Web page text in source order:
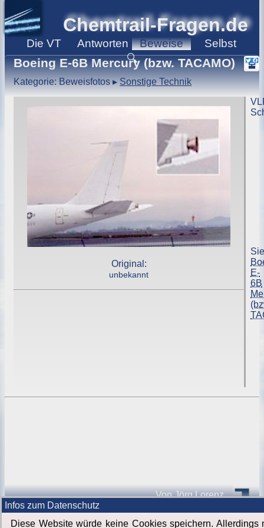
Chemtrail-Fragen.de
Die VT Antworten Beweise
Selbst
🔍
Boeing E-6B Mercury (bzw. TACAMO)
Kategorie: Beweisfotos▸Sonstige Technik
Original:
unbekannt
E-
6B
VonJörg Lorenz
Software für Sie.
Infos zum Datenschutz
Diese Website würde keine Cookies speichern. Allerdings